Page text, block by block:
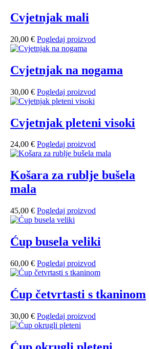
Cvjetnjak mali
20,00 € Pogledaj proizvod
Cvjetnjak na nogama
30,00 € Pogledaj proizvod
Cvjetnjak pleteni visoki
24,00 € Pogledaj proizvod
Košara za rublje bušela
mala
45,00 € Pogledaj proizvod
Ćup busela veliki
60,00 € Pogledaj proizvod
Ćup četvrtasti s tkaninom
30,00 € Pogledaj proizvod